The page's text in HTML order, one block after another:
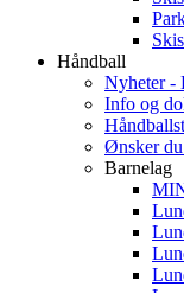
Håndball
Nyheter -
Info og
Ønsker
Barnelag